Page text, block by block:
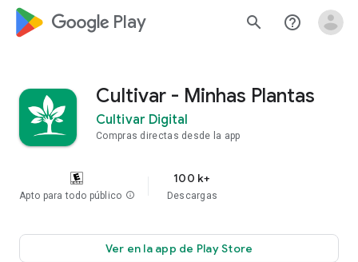
google_logo Play search help_outline
Cultivar - Minhas Plantas
Cultivar Digital
Compras directas desde la app
Apto para todo público info
100 k+
Descargas
Ver en la app de Play Store